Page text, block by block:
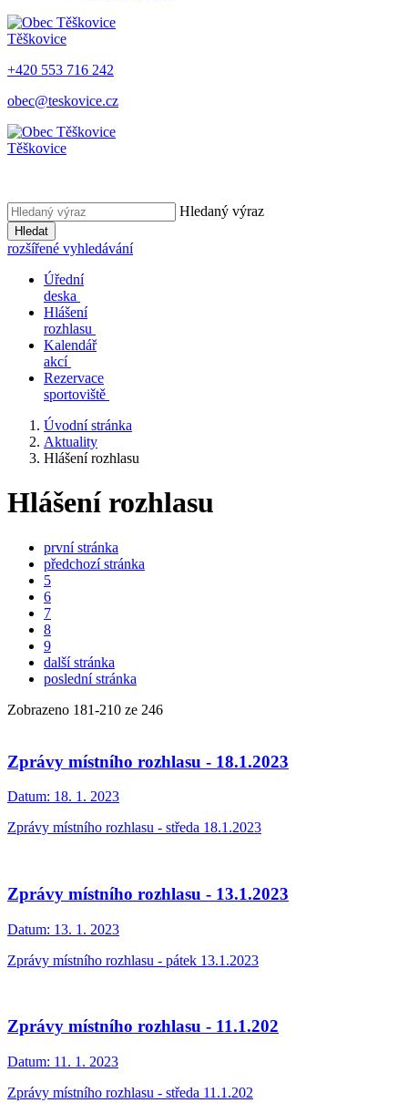
Těškovice
+420 553 716 242
obec@teskovice.cz
Těškovice
Hledaný výraz
Hledat
rozšířené vyhledávání
Úřední
deska
Hlášení
rozhlasu
Kalendář
akcí
Rezervace
sportoviště
Úvodní stránka
Aktuality
Hlášení rozhlasu
Hlášení rozhlasu
první stránka
předchozí stránka
5
6
7
8
9
další stránka
poslední stránka
Zobrazeno 181-210 ze 246
Zprávy místního rozhlasu - 18.1.2023
Datum: 18. 1. 2023
Zprávy místního rozhlasu - středa 18.1.2023
Zprávy místního rozhlasu - 13.1.2023
Datum: 13. 1. 2023
Zprávy místního rozhlasu - pátek 13.1.2023
Zprávy místního rozhlasu - 11.1.202
Datum: 11. 1. 2023
Zprávy místního rozhlasu - středa 11.1.202